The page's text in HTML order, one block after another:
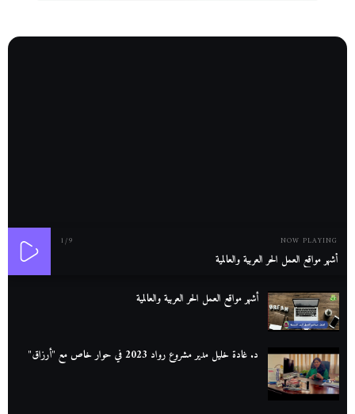
NOW PLAYING
1/9
أشهر مواقع العمل الحر العربية والعالمية
أشهر مواقع العمل الحر العربية والعالمية
د. غادة خليل مدير مشروع رواد 2023 في حوار خاص مع "أرزاق"